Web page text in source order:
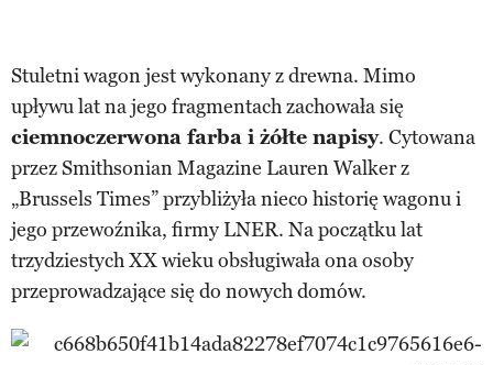
Stuletni wagon jest wykonany z drewna. Mimo
upływu lat na jego fragmentach zachowała się
ciemnoczerwona farba i żółte napisy. Cytowana
przez Smithsonian Magazine Lauren Walker z
„Brussels Times” przybliżyła nieco historię wagonu i
jego przewoźnika, firmy LNER. Na początku lat
trzydziestych XX wieku obsługiwała ona osoby
przeprowadzające się do nowych domów.